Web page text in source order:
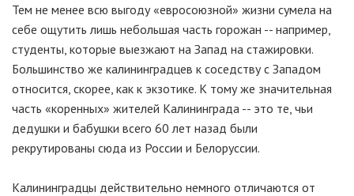
Тем не менее всю выгоду «евросоюзной» жизни сумела на
себе ощутить лишь небольшая часть горожан -- например,
студенты, которые выезжают на Запад на стажировки.
Большинство же калининградцев к соседству с Западом
относится, скорее, как к экзотике. К тому же значительная
часть «коренных» жителей Калининграда -- это те, чьи
дедушки и бабушки всего 60 лет назад были
рекрутированы сюда из России и Белоруссии.
Калининградцы действительно немного отличаются от